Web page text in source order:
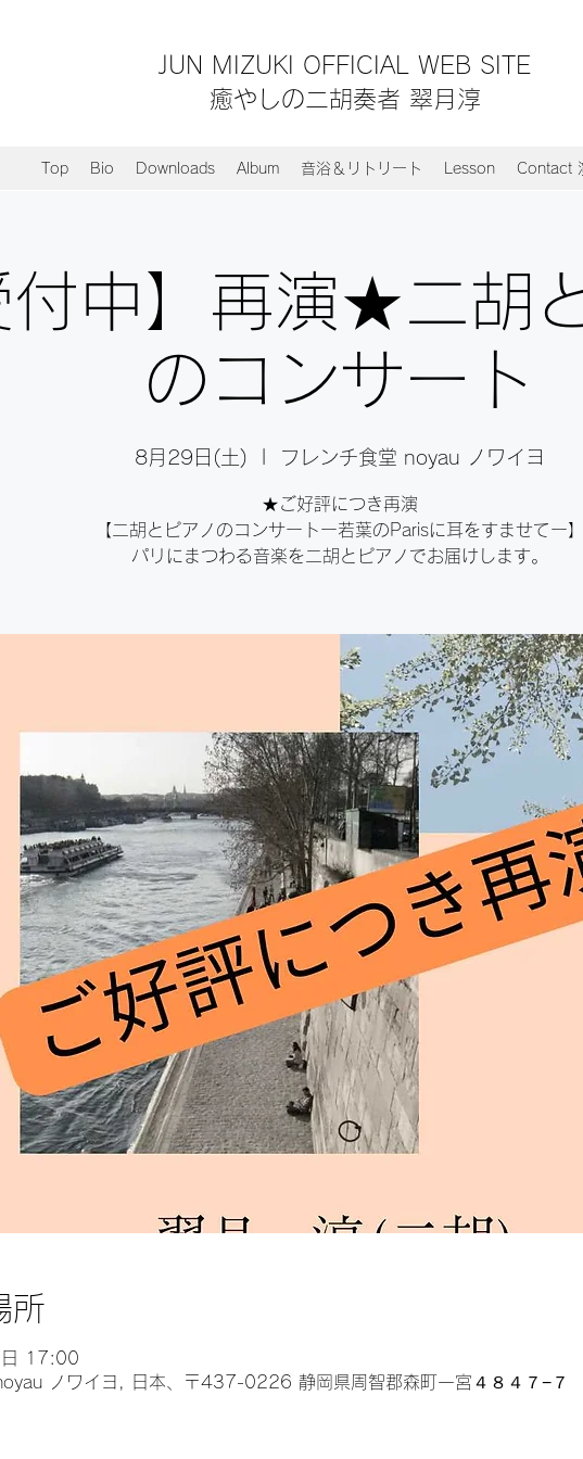
JUN MIZUKI OFFICIAL WEB SITE
​​癒やしの二胡奏者 翠月淳
Top Bio Downloads Album 音浴＆リトリート Lesson Contact
付中】再演★二胡
のコンサート
8月29日(土) フレンチ食堂 noyau ノワイヨ
★ご好評につき再演
【二胡とピアノのコンサートー若葉のParisに耳をすませてー
パリにまつわる音楽を二胡とピアノでお届けします。
所
17:00
ノワイヨ, 日本、〒437-0226 静岡県周智郡森町一宮４８４７−７